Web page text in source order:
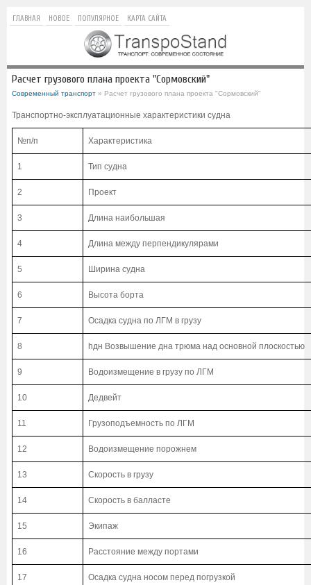
ГЛАВНАЯ НОВОЕ ПОПУЛЯРНОЕ КАРТА САЙТА
Расчет грузового плана проекта "Сормовский"
Современный транспорт » Расчет грузового плана проекта "Сормовский"
Транспортно-эксплуатационные характеристики судна
№п/п Характеристика
1 Тип судна
2 Проект
3 Длина наибольшая
4 Длина между перпендикулярами
5 Ширина судна
6 Высота борта
7 Осадка судна по ЛГМ в грузу
8 hдн Возвышение дна трюма над основной плоскостью
9 Водоизмещение в грузу по ЛГМ
10 Дедвейт
11 Грузоподъемность по ЛГМ
12 Водоизмещение порожнем
13 Скорость в грузу
14 Скорость в балласте
15 Экипаж
16 Расстояние между портами
17 Осадка судна носом перед погрузкой